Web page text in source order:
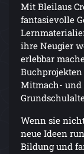
Mit Bleilaus
fantasievolle
ihre Neugier
erlebbar
Buchprojekten
Mitmach- und
Wenn sie
neue Ideen
Bildung und